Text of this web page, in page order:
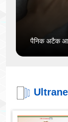
पैनिक अटैक